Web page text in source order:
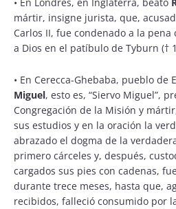
mártir, insigne jurista, que,
Carlos II, fue condenado a la
a Dios en el patíbulo de Tyburn (†
• En Cerecca-Ghebaba, pueblo de
Miguel, esto es, “Siervo Miguel”,
Congregación de la Misión y
sus estudios y en la oración la
abrazado el dogma de la
primero cárceles y, después,
cargados sus pies con cadenas,
durante trece meses, hasta que,
recibidos, falleció consumido por